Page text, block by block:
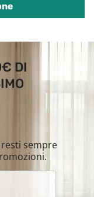
DI
resti sempre